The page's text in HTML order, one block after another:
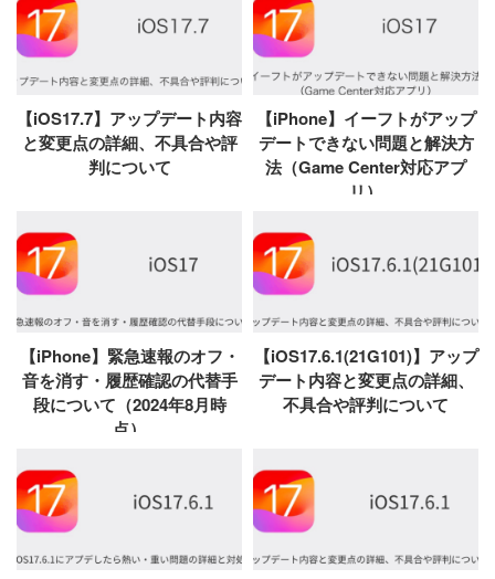
【iOS17.7】アップデート内容
と変更点の詳細、不具合や評
判について
【iPhone】イーフトがアップ
デートできない問題と解決方
法（Game Center対応アプ
リ）
【iPhone】緊急速報のオフ・
音を消す・履歴確認の代替手
段について（2024年8月時
点）
【iOS17.6.1(21G101)】アップ
デート内容と変更点の詳細、
不具合や評判について